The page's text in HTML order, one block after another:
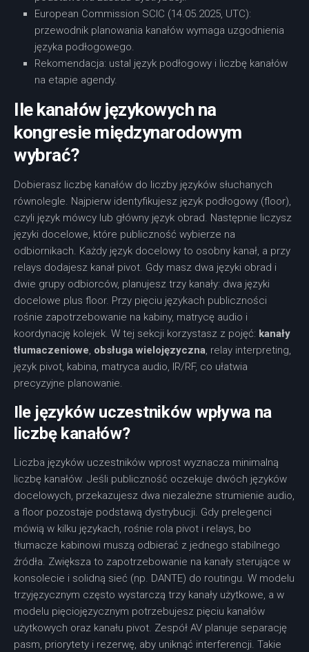
European Commission SCIC (14.05.2025, UTC):
przewodnik planowania kanałów wymaga uzgodnienia
języka podłogowego.
Rekomendacja: ustal język podłogowy i liczbę kanałów
na etapie agendy.
Ile kanałów językowych na
kongresie międzynarodowym
wybrać?
Dobierasz liczbę kanałów do liczby języków słuchanych
równolegle. Najpierw identyfikujesz język podłogowy (floor),
czyli język mówcy lub główny język obrad. Następnie liczysz
języki docelowe, które publiczność wybierze na
odbiornikach. Każdy język docelowy to osobny kanał, a przy
relays dodajesz kanał pivot. Gdy masz dwa języki obrad i
dwie grupy odbiorców, planujesz trzy kanały: dwa języki
docelowe plus floor. Przy pięciu językach publiczności
rośnie zapotrzebowanie na kabiny, matrycę audio i
koordynację kolejek. W tej sekcji korzystasz z pojęć: kanały
tłumaczeniowe, obsługa wielojęzyczna, relay interpreting,
język pivot, kabina, matryca audio, IR/RF, co ułatwia
precyzyjne planowanie.
Ile języków uczestników wpływa na
liczbę kanałów?
Liczba języków uczestników wprost wyznacza minimalną
liczbę kanałów. Jeśli publiczność oczekuje dwóch języków
docelowych, przekazujesz dwa niezależne strumienie audio,
a floor pozostaje podstawą dystrybucji. Gdy prelegenci
mówią w kilku językach, rośnie rola pivot i relays, bo
tłumacze kabinowi muszą odbierać z jednego stabilnego
źródła. Zwiększa to zapotrzebowanie na kanały sterujące w
konsolecie i solidną sieć (np. DANTE) do routingu. W modelu
trzyjęzycznym często wystarczą trzy kanały użytkowe, a w
modelu pięciojęzycznym potrzebujesz pięciu kanałów
użytkowych oraz kanału pivot. Zespół AV planuje separację
pasm, priorytety i rezerwę, aby uniknąć interferencji. Takie